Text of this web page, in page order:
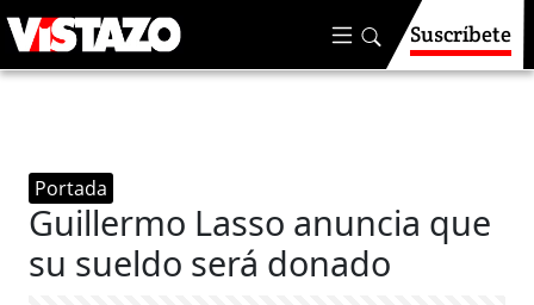
Suscríbete
Portada
Guillermo Lasso anuncia que
su sueldo será donado